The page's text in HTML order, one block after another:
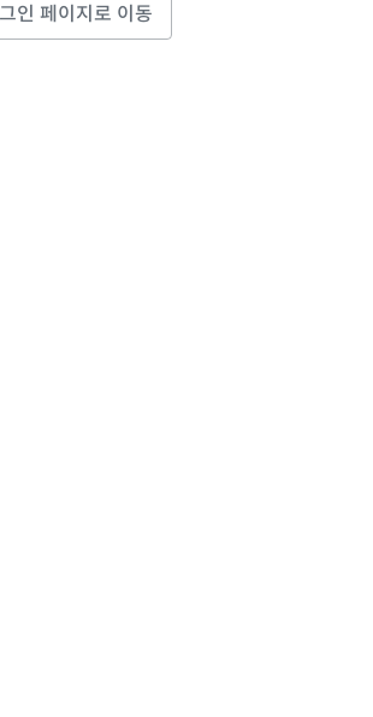
인 페이지로 이동